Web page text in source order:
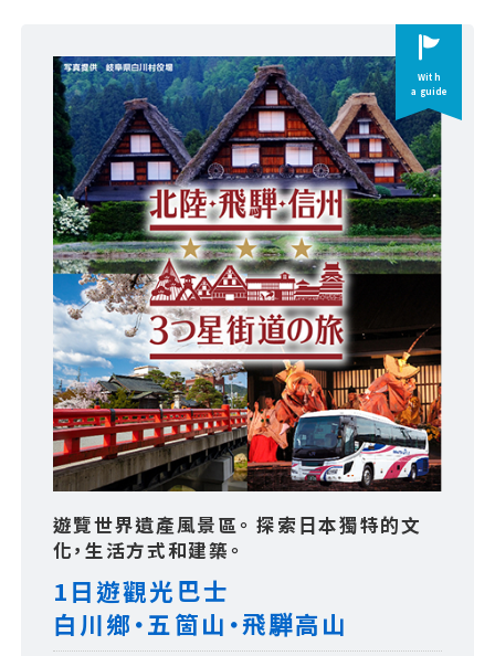
With
a guide
遊覽世界遺產風景區。 探索日本獨特的文
化，生活方式和建築。
1日遊觀光巴士
白川鄉・五箇山・飛騨高山